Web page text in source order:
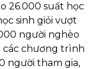
26.000 suất học
sinh giỏi vượt
người nghèo
các chương trình
người tham gia,